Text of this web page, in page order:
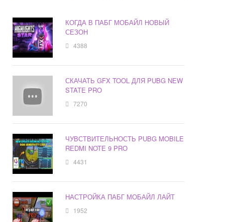
КОГДА В ПАБГ МОБАЙЛ НОВЫЙ
СЕЗОН
4388
СКАЧАТЬ GFX TOOL ДЛЯ PUBG NEW
STATE PRO
7270
ЧУВСТВИТЕЛЬНОСТЬ PUBG MOBILE
REDMI NOTE 9 PRO
4431
НАСТРОЙКА ПАБГ МОБАЙЛ ЛАЙТ
1952